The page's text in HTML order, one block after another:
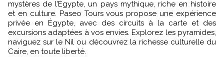
mystères de l’Égypte, un pays mythique, riche en histoire
et en culture. Paseo Tours vous propose une expérience
privée en Égypte, avec des circuits à la carte et des
excursions adaptées à vos envies. Explorez les pyramides,
naviguez sur le Nil ou découvrez la richesse culturelle du
Caire, en toute liberté.